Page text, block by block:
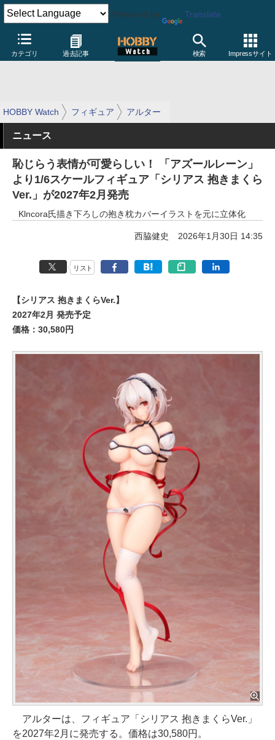
Powered by Translate
カテゴリ 過去記事 検索 Impressサイト
HOBBY Watch フィギュア アルター
ニュース
恥じらう表情が可愛らしい！ 「アズールレーン」
より1/6スケールフィギュア「シリアス 抱きまくら
Ver.」が2027年2月発売
Klncora氏描き下ろしの抱き枕カバーイラストを元に立体化
西脇健史 2026年1月30日 14:35
リスト
【シリアス 抱きまくらVer.】
2027年2月 発売予定
価格：30,580円
アルターは、フィギュア「シリアス 抱きまくらVer.」
を2027年2月に発売する。価格は30,580円。